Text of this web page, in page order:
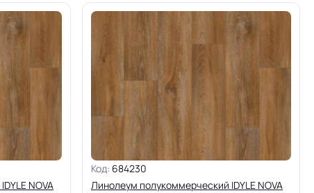
NOVA
Код: 684230
Линолеум полукоммерческий IDYLE NOVA